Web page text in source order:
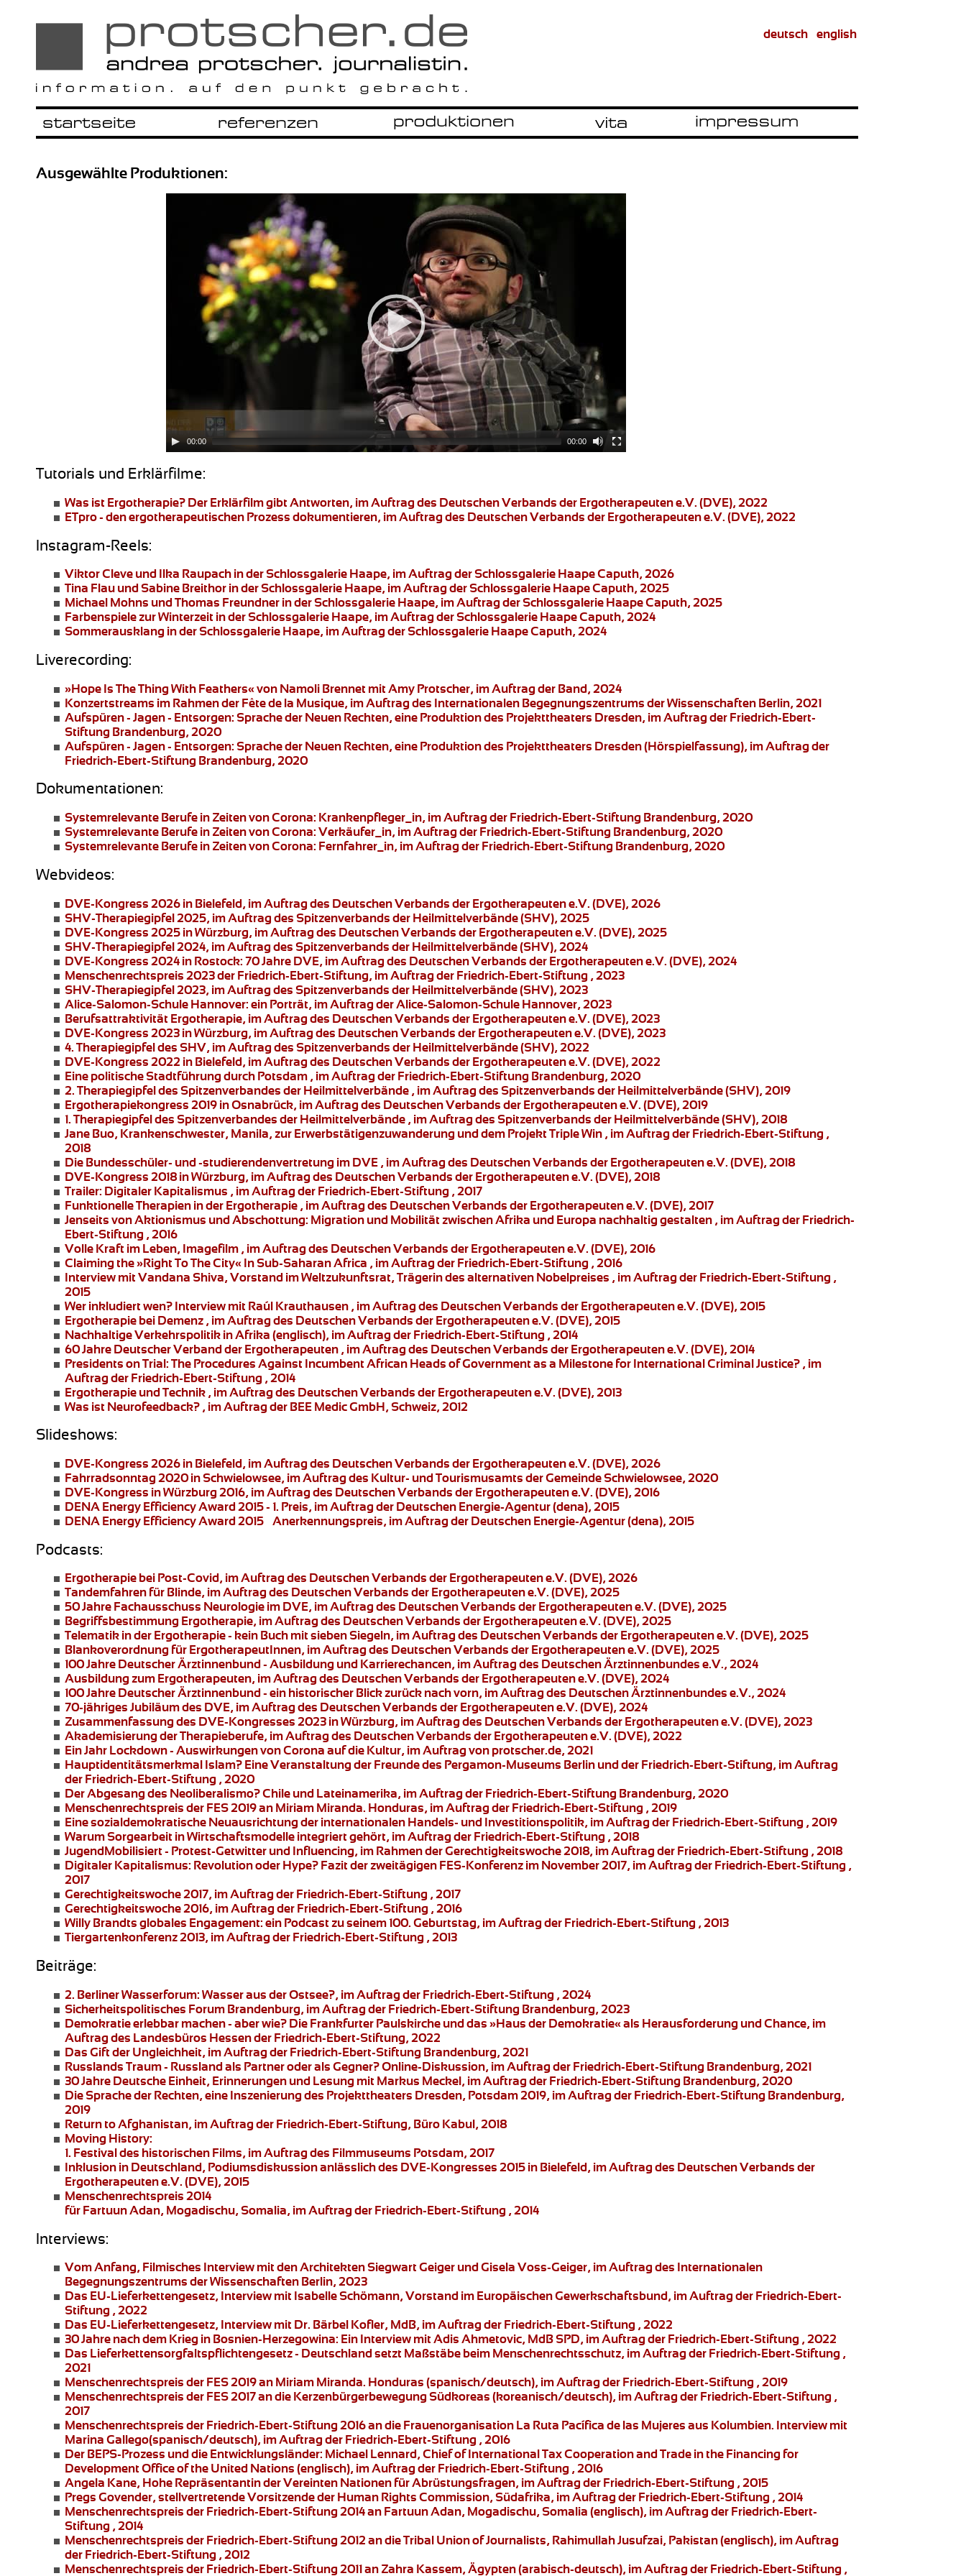
deutsch english
Ausgewählte Produktionen:
00:00 00:00
Tutorials und Erklärfilme:
Was ist Ergotherapie? Der Erklärfilm gibt Antworten, im Auftrag des Deutschen Verbands der Ergotherapeuten e.V. (DVE), 2022
ETpro - den ergotherapeutischen Prozess dokumentieren, im Auftrag des Deutschen Verbands der Ergotherapeuten e.V. (DVE), 2022
Instagram-Reels:
Viktor Cleve und Ilka Raupach in der Schlossgalerie Haape, im Auftrag der Schlossgalerie Haape Caputh, 2026
Tina Flau und Sabine Breithor in der Schlossgalerie Haape, im Auftrag der Schlossgalerie Haape Caputh, 2025
Michael Mohns und Thomas Freundner in der Schlossgalerie Haape, im Auftrag der Schlossgalerie Haape Caputh, 2025
Farbenspiele zur Winterzeit in der Schlossgalerie Haape, im Auftrag der Schlossgalerie Haape Caputh, 2024
Sommerausklang in der Schlossgalerie Haape, im Auftrag der Schlossgalerie Haape Caputh, 2024
Liverecording:
»Hope Is The Thing With Feathers«von Namoli Brennet mit Amy Protscher, im Auftrag der Band, 2024
Konzertstreams im Rahmen der Fête de la Musique, im Auftrag des Internationalen Begegnungszentrums der Wissenschaften Berlin, 2021
Aufspüren - Jagen - Entsorgen: Sprache der Neuen Rechten,eine Produktion des Projekttheaters Dresden, im Auftrag der Friedrich-Ebert-
Stiftung Brandenburg, 2020
Aufspüren - Jagen - Entsorgen: Sprache der Neuen Rechten,eine Produktion des Projekttheaters Dresden(Hörspielfassung), im Auftrag der
Friedrich-Ebert-Stiftung Brandenburg, 2020
Dokumentationen:
Systemrelevante Berufe in Zeiten von Corona: Krankenpfleger_in, im Auftrag der Friedrich-Ebert-Stiftung Brandenburg, 2020
Systemrelevante Berufe in Zeiten von Corona: Verkäufer_in, im Auftrag der Friedrich-Ebert-Stiftung Brandenburg, 2020
Systemrelevante Berufe in Zeiten von Corona: Fernfahrer_in, im Auftrag der Friedrich-Ebert-Stiftung Brandenburg, 2020
Webvideos:
DVE-Kongress 2026 in Bielefeld, im Auftrag des Deutschen Verbands der Ergotherapeuten e.V. (DVE), 2026
SHV-Therapiegipfel 2025, im Auftrag des Spitzenverbands der Heilmittelverbände (SHV), 2025
DVE-Kongress 2025 in Würzburg, im Auftrag des Deutschen Verbands der Ergotherapeuten e.V. (DVE), 2025
SHV-Therapiegipfel 2024, im Auftrag des Spitzenverbands der Heilmittelverbände (SHV), 2024
DVE-Kongress 2024 in Rostock: 70 Jahre DVE, im Auftrag des Deutschen Verbands der Ergotherapeuten e.V. (DVE), 2024
Menschenrechtspreis 2023der Friedrich-Ebert-Stiftung, im Auftrag der Friedrich-Ebert-Stiftung , 2023
SHV-Therapiegipfel 2023, im Auftrag des Spitzenverbands der Heilmittelverbände (SHV), 2023
Alice-Salomon-Schule Hannover: ein Porträt, im Auftrag der Alice-Salomon-Schule Hannover, 2023
Berufsattraktivität Ergotherapie, im Auftrag des Deutschen Verbands der Ergotherapeuten e.V. (DVE), 2023
DVE-Kongress 2023 in Würzburg, im Auftrag des Deutschen Verbands der Ergotherapeuten e.V. (DVE), 2023
4. Therapiegipfeldes SHV, im Auftrag des Spitzenverbands der Heilmittelverbände (SHV), 2022
DVE-Kongress 2022 in Bielefeld, im Auftrag des Deutschen Verbands der Ergotherapeuten e.V. (DVE), 2022
Eine politische Stadtführung durch Potsdam , im Auftrag der Friedrich-Ebert-Stiftung Brandenburg, 2020
2. Therapiegipfel des Spitzenverbandes der Heilmittelverbände , im Auftrag des Spitzenverbands der Heilmittelverbände (SHV), 2019
Ergotherapiekongress 2019 in Osnabrück, im Auftrag des Deutschen Verbands der Ergotherapeuten e.V. (DVE), 2019
1. Therapiegipfel des Spitzenverbandes der Heilmittelverbände , im Auftrag des Spitzenverbands der Heilmittelverbände (SHV), 2018
Jane Buo, Krankenschwester, Manila, zur Erwerbstätigenzuwanderung und dem Projekt Triple Win , im Auftrag der Friedrich-Ebert-Stiftung ,
2018
Die Bundesschüler- und -studierendenvertretung im DVE , im Auftrag des Deutschen Verbands der Ergotherapeuten e.V. (DVE), 2018
DVE-Kongress 2018 in Würzburg, im Auftrag des Deutschen Verbands der Ergotherapeuten e.V. (DVE), 2018
Trailer: Digitaler Kapitalismus , im Auftrag der Friedrich-Ebert-Stiftung , 2017
Funktionelle Therapien in der Ergotherapie , im Auftrag des Deutschen Verbands der Ergotherapeuten e.V. (DVE), 2017
Jenseits von Aktionismus und Abschottung: Migration und Mobilität zwischen Afrika und Europa nachhaltig gestalten , im Auftrag der Friedrich-
Ebert-Stiftung , 2016
Volle Kraft im Leben, Imagefilm , im Auftrag des Deutschen Verbands der Ergotherapeuten e.V. (DVE), 2016
Claiming the »Right To The City« In Sub-Saharan Africa , im Auftrag der Friedrich-Ebert-Stiftung , 2016
Interview mit Vandana Shiva, Vorstand im Weltzukunftsrat, Trägerin des alternativen Nobelpreises , im Auftrag der Friedrich-Ebert-Stiftung ,
2015
Wer inkludiert wen? Interview mit Raúl Krauthausen , im Auftrag des Deutschen Verbands der Ergotherapeuten e.V. (DVE), 2015
Ergotherapie bei Demenz , im Auftrag des Deutschen Verbands der Ergotherapeuten e.V. (DVE), 2015
Nachhaltige Verkehrspolitik in Afrika (englisch), im Auftrag der Friedrich-Ebert-Stiftung , 2014
60 Jahre Deutscher Verband der Ergotherapeuten , im Auftrag des Deutschen Verbands der Ergotherapeuten e.V. (DVE), 2014
Presidents on Trial: The Procedures Against Incumbent African Heads of Government as a Milestone for International Criminal Justice? , im
Auftrag der Friedrich-Ebert-Stiftung , 2014
Ergotherapie und Technik , im Auftrag des Deutschen Verbands der Ergotherapeuten e.V. (DVE), 2013
Was ist Neurofeedback? , im Auftrag der BEE Medic GmbH, Schweiz, 2012
Slideshows:
DVE-Kongress 2026 in Bielefeld, im Auftrag des Deutschen Verbands der Ergotherapeuten e.V. (DVE), 2026
Fahrradsonntag 2020 in Schwielowsee, im Auftrag des Kultur- und Tourismusamts der Gemeinde Schwielowsee, 2020
DVE-Kongress in Würzburg 2016, im Auftrag des Deutschen Verbands der Ergotherapeuten e.V. (DVE), 2016
DENA Energy Efficiency Award 2015 - 1. Preis, im Auftrag der Deutschen Energie-Agentur (dena), 2015
DENA Energy Efficiency Award 2015 – Anerkennungspreis, im Auftrag der Deutschen Energie-Agentur (dena), 2015
Podcasts:
Ergotherapie bei Post-Covid, im Auftrag des Deutschen Verbands der Ergotherapeuten e.V. (DVE), 2026
Tandemfahren für Blinde, im Auftrag des Deutschen Verbands der Ergotherapeuten e.V. (DVE), 2025
50 Jahre Fachausschuss Neurologie im DVE, im Auftrag des Deutschen Verbands der Ergotherapeuten e.V. (DVE), 2025
Begriffsbestimmung Ergotherapie, im Auftrag des Deutschen Verbands der Ergotherapeuten e.V. (DVE), 2025
Telematik in der Ergotherapie- kein Buch mit sieben Siegeln, im Auftrag des Deutschen Verbands der Ergotherapeuten e.V. (DVE), 2025
Blankoverordnung für ErgotherapeutInnen, im Auftrag des Deutschen Verbands der Ergotherapeuten e.V. (DVE), 2025
100 Jahre Deutscher Ärztinnenbund- Ausbildung und Karrierechancen, im Auftrag des Deutschen Ärztinnenbundes e.V., 2024
Ausbildung zum Ergotherapeuten, im Auftrag des Deutschen Verbands der Ergotherapeuten e.V. (DVE), 2024
100 Jahre Deutscher Ärztinnenbund- ein historischer Blick zurück nach vorn, im Auftrag des Deutschen Ärztinnenbundes e.V., 2024
70-jähriges Jubiläum des DVE, im Auftrag des Deutschen Verbands der Ergotherapeuten e.V. (DVE), 2024
Zusammenfassung des DVE-Kongresses 2023 in Würzburg, im Auftrag des Deutschen Verbands der Ergotherapeuten e.V. (DVE), 2023
Akademisierung der Therapieberufe, im Auftrag des Deutschen Verbands der Ergotherapeuten e.V. (DVE), 2022
Ein Jahr Lockdown - Auswirkungen von Corona auf die Kultur, im Auftrag von protscher.de, 2021
Hauptidentitätsmerkmal Islam? Eine Veranstaltung der Freunde des Pergamon-Museums Berlin und der Friedrich-Ebert-Stiftung, im Auftrag
der Friedrich-Ebert-Stiftung , 2020
Der Abgesang des Neoliberalismo? Chile und Lateinamerika, im Auftrag der Friedrich-Ebert-Stiftung Brandenburg, 2020
Menschenrechtspreis der FES 2019 an Miriam Miranda. Honduras, im Auftrag der Friedrich-Ebert-Stiftung , 2019
Eine sozialdemokratische Neuausrichtung der internationalen Handels- und Investitionspolitik, im Auftrag der Friedrich-Ebert-Stiftung , 2019
Warum Sorgearbeit in Wirtschaftsmodelle integriert gehört, im Auftrag der Friedrich-Ebert-Stiftung , 2018
JugendMobilisiert - Protest-Getwitter und Influencing, im Rahmen der Gerechtigkeitswoche 2018, im Auftrag der Friedrich-Ebert-Stiftung , 2018
Digitaler Kapitalismus: Revolution oder Hype? Fazit der zweitägigen FES-Konferenz im November 2017, im Auftrag der Friedrich-Ebert-Stiftung ,
2017
Gerechtigkeitswoche 2017, im Auftrag der Friedrich-Ebert-Stiftung , 2017
Gerechtigkeitswoche 2016, im Auftrag der Friedrich-Ebert-Stiftung , 2016
Willy Brandts globales Engagement: ein Podcast zu seinem 100. Geburtstag, im Auftrag der Friedrich-Ebert-Stiftung , 2013
Tiergartenkonferenz 2013, im Auftrag der Friedrich-Ebert-Stiftung , 2013
Beiträge:
2. Berliner Wasserforum: Wasser aus der Ostsee?, im Auftrag der Friedrich-Ebert-Stiftung , 2024
Sicherheitspolitisches Forum Brandenburg, im Auftrag der Friedrich-Ebert-Stiftung Brandenburg, 2023
Demokratie erlebbar machen - aber wie? Die Frankfurter Paulskirche und das »Haus der Demokratie« als Herausforderung und Chance, im
Auftrag des Landesbüros Hessen der Friedrich-Ebert-Stiftung, 2022
Das Gift der Ungleichheit, im Auftrag der Friedrich-Ebert-Stiftung Brandenburg, 2021
Russlands Traum - Russland als Partner oder als Gegner?Online-Diskussion, im Auftrag der Friedrich-Ebert-Stiftung Brandenburg, 2021
30 Jahre Deutsche Einheit, Erinnerungen und Lesung mit Markus Meckel, im Auftrag der Friedrich-Ebert-Stiftung Brandenburg, 2020
Die Sprache der Rechten, eine Inszenierung des Projekttheaters Dresden, Potsdam 2019, im Auftrag der Friedrich-Ebert-Stiftung Brandenburg,
2019
Return to Afghanistan, im Auftrag der Friedrich-Ebert-Stiftung, Büro Kabul, 2018
Moving History:
1. Festival des historischen Films, im Auftrag des Filmmuseums Potsdam, 2017
Inklusion in Deutschland, Podiumsdiskussion anlässlich des DVE-Kongresses 2015 in Bielefeld, im Auftrag des Deutschen Verbands der
Ergotherapeuten e.V. (DVE), 2015
Menschenrechtspreis 2014
für Fartuun Adan, Mogadischu, Somalia, im Auftrag der Friedrich-Ebert-Stiftung , 2014
Interviews:
Vom Anfang, Filmisches Interview mit den Architekten Siegwart Geiger und Gisela Voss-Geiger, im Auftrag des Internationalen
Begegnungszentrums der Wissenschaften Berlin, 2023
Das EU-Lieferkettengesetz, Interview mit Isabelle Schömann, Vorstand im Europäischen Gewerkschaftsbund, im Auftrag der Friedrich-Ebert-
Stiftung , 2022
Das EU-Lieferkettengesetz, Interview mit Dr. Bärbel Kofler, MdB, im Auftrag der Friedrich-Ebert-Stiftung , 2022
30 Jahre nach dem Krieg in Bosnien-Herzegowina: Ein Interview mit Adis Ahmetovic, MdB SPD, im Auftrag der Friedrich-Ebert-Stiftung , 2022
Das Lieferkettensorgfaltspflichtengesetz- Deutschland setzt Maßstäbe beim Menschenrechtsschutz, im Auftrag der Friedrich-Ebert-Stiftung ,
2021
Menschenrechtspreis der FES 2019 an Miriam Miranda. Honduras (spanisch/deutsch), im Auftrag der Friedrich-Ebert-Stiftung , 2019
Menschenrechtspreis der FES 2017 an die Kerzenbürgerbewegung Südkoreas (koreanisch/deutsch), im Auftrag der Friedrich-Ebert-Stiftung ,
2017
Menschenrechtspreis der Friedrich-Ebert-Stiftung 2016 an die Frauenorganisation La Ruta Pacífica de las Mujeres aus Kolumbien. Interview mit
Marina Gallego(spanisch/deutsch), im Auftrag der Friedrich-Ebert-Stiftung , 2016
Der BEPS-Prozess und die Entwicklungsländer: Michael Lennard,Chief of International Tax Cooperation and Trade in the Financing for
Development Office of the United Nations (englisch), im Auftrag der Friedrich-Ebert-Stiftung , 2016
Angela Kane, Hohe Repräsentantin der Vereinten Nationen für Abrüstungsfragen, im Auftrag der Friedrich-Ebert-Stiftung , 2015
Pregs Govender,stellvertretende Vorsitzende der Human Rights Commission, Südafrika, im Auftrag der Friedrich-Ebert-Stiftung , 2014
Menschenrechtspreis der Friedrich-Ebert-Stiftung 2014 an Fartuun Adan, Mogadischu, Somalia (englisch), im Auftrag der Friedrich-Ebert-
Stiftung , 2014
Menschenrechtspreis der Friedrich-Ebert-Stiftung 2012 an dieTribal Union of Journalists, Rahimullah Jusufzai, Pakistan (englisch), im Auftrag
der Friedrich-Ebert-Stiftung , 2012
Menschenrechtspreis der Friedrich-Ebert-Stiftung 2011 an Zahra Kassem,Ägypten (arabisch-deutsch), im Auftrag der Friedrich-Ebert-Stiftung ,